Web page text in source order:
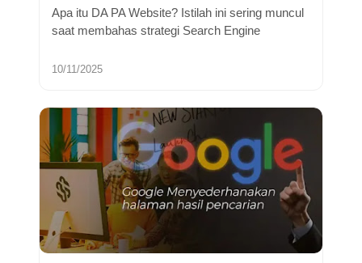
Apa itu DA PA Website? Istilah ini sering muncul
saat membahas strategi Search Engine
10/11/2025